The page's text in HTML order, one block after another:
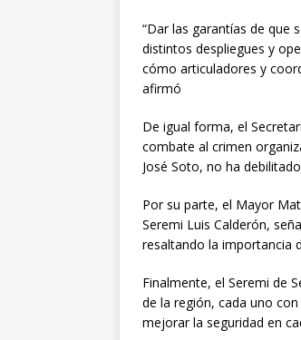
“Dar las garantías de que
distintos despliegues y
cómo articuladores y
afirmó
De igual forma, el
combate al crimen
José Soto, no ha
Por su parte, el Mayor
Seremi Luis Calderón,
resaltando la importancia
Finalmente, el Seremi de
de la región, cada uno
mejorar la seguridad en